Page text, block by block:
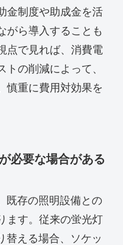
金制度や助成金を活
がら導入することも
点で見れば、消費電
の削減によって、
慎重に費用対効果を
必要な場合がある
既存の照明設備との
ます。従来の蛍光灯
替える場合、ソケッ